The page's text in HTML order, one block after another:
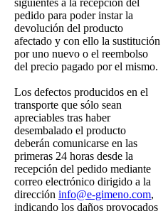
pedido para poder instar la
devolución del producto
afectado y con ello la sustitución
por uno nuevo o el reembolso
del precio pagado por el mismo.
Los defectos producidos en el
transporte que sólo sean
apreciables tras haber
desembalado el producto
deberán comunicarse en las
primeras 24 horas desde la
recepción del pedido mediante
correo electrónico dirigido a la
dirección info@e-gimeno.com,
indicando los daños provocados